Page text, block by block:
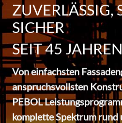
ZUVERLÄSSIG,
SICHER
SEIT 45 JAHREN
Von einfachsten
anspruchsvollsten
PEBOL
komplette Spektrum rund